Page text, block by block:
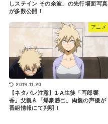
しステイン その余波」の先行場面写真
が多数公開！
アニメ
2019.11.20
【ネタバレ注意】1-A生徒「耳郎響
香」父親＆「爆豪勝己」両親の声優が
番組情報にて判明！